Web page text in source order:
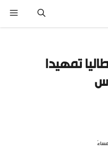
تمهيدا